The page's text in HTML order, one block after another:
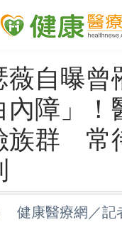
薇自曝曾
內障」！
族群 常
健康醫療網／記